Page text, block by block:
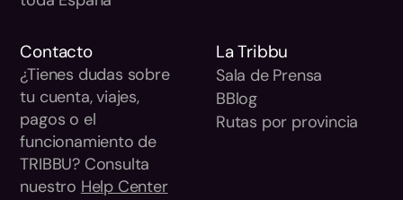
La Tribbu
Sala de Prensa
BBlog
Rutas por provincia
Contacto
¿Tienes dudas sobre
tu cuenta, viajes,
pagos o el
funcionamiento de
TRIBBU? Consulta
nuestro Help Center